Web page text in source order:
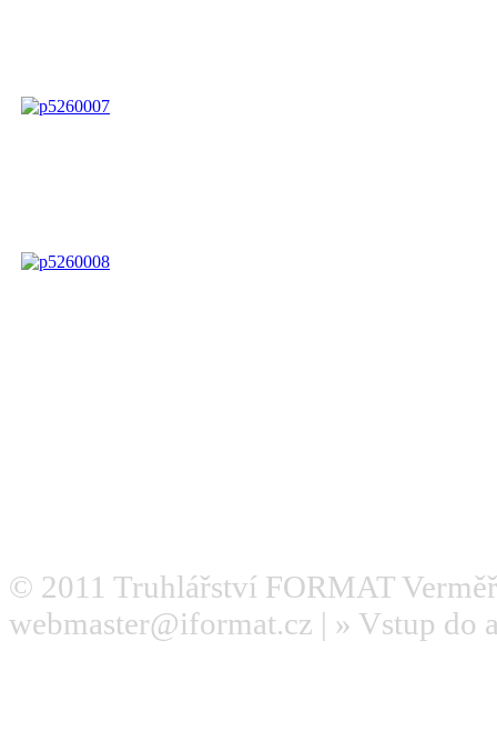
© 2011 Truhlářství FORMAT
webmaster@iformat.cz | » Vstup do